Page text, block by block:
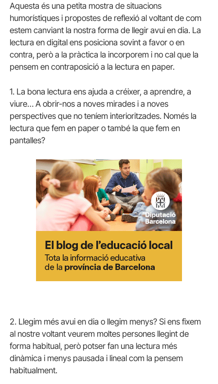
Aquesta és una petita mostra de situacions
humorístiques i propostes de reflexió al voltant de com
estem canviant la nostra forma de llegir avui en dia. La
lectura en digital ens posiciona sovint a favor o en
contra, però a la pràctica la incorporem i no cal que la
pensem en contraposició a la lectura en paper.
1. La bona lectura ens ajuda a créixer, a aprendre, a
viure… A obrir-nos a noves mirades i a noves
perspectives que no teníem interioritzades. Només la
lectura que fem en paper o també la que fem en
pantalles?
2. Llegim més avui en dia o llegim menys? Si ens fixem
al nostre voltant veurem moltes persones llegint de
forma habitual, però potser fan una lectura més
dinàmica i menys pausada i lineal com la pensem
habitualment.